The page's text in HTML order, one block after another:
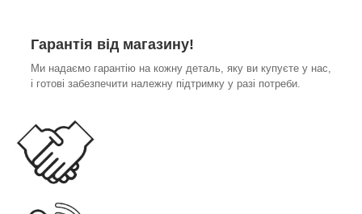
Гарантія від магазину!
Ми надаємо гарантію на кожну деталь, яку ви купуєте у нас,
і готові забезпечити належну підтримку у разі потреби.